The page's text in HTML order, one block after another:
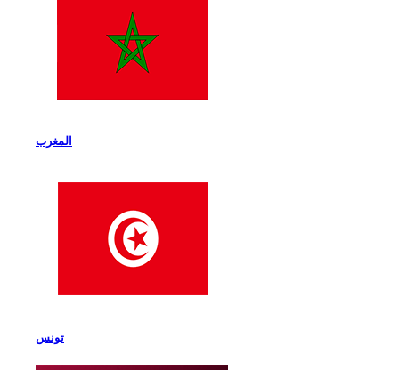
المغرب
تونس